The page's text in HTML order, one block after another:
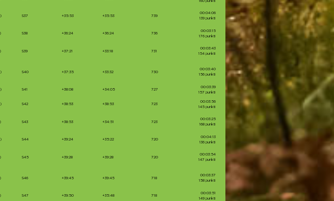
160 punkti
S37 +35:53 +35:53 739
00:04:06
139 punkti
S38 +36:24 +36:24 736
00:03:15
176 punkti
S39 +37:21 +33:18 731
00:03:43
154 punkti
S40 +37:35 +33:32 730
00:03:40
156 punkti
S41 +38:08 +34:05 727
00:03:39
157 punkti
S42 +38:53 +38:53 723
00:03:56
145 punkti
S43 +38:53 +34:51 723
00:03:25
168 punkti
S44 +39:24 +35:22 720
00:04:13
136 punkti
S45 +39:28 +39:28 720
00:03:54
147 punkti
S46 +39:45 +39:45 718
00:03:37
158 punkti
S47 +39:50 +35:48 718
00:03:51
149 punkti